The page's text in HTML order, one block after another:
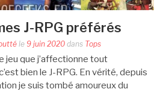
J-RPG préférés
le 9 juin 2020 dans Tops
jeu que j’affectionne tout
bien le J-RPG. En vérité, depuis
je suis tombé amoureux du